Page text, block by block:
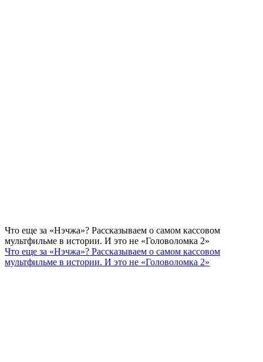
Что еще за «Нэчжа»? Рассказываем о самом кассовом
мультфильме в истории. И это не «Головоломка 2»
Что еще за «Нэчжа»? Рассказываем о самом кассовом
мультфильме в истории. И это не «Головоломка 2»